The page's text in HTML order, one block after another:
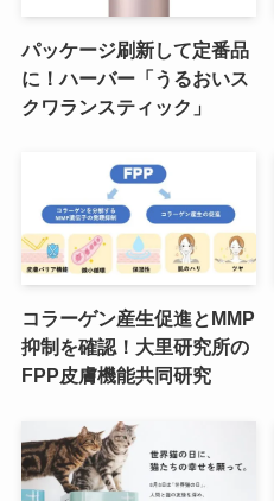
パッケージ刷新して定番品
に！ハーバー「うるおいス
クワランスティック」
コラーゲン産生促進とMMP
抑制を確認！大里研究所の
FPP皮膚機能共同研究